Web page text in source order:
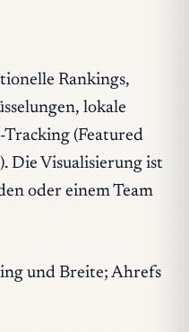
Rankings,
lokale
Tracking (Featured
Die Visualisierung ist
oder einem Team
und Breite; Ahrefs